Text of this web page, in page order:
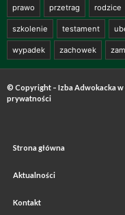
prawo przetrag rodzice
szkolenie testament
wypadek zachowek
© Copyright – Izba Adwokacka w
prywatności
Strona główna
Aktualności
Kontakt